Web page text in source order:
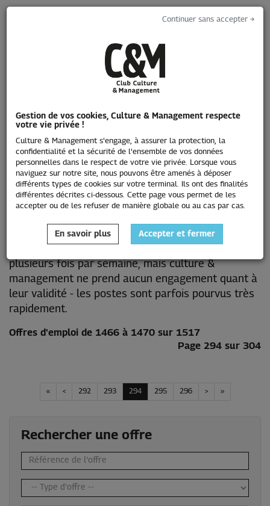
L'emploi
plusieurs fois par semaine, mais culture &
management ne prend aucun engagement quant à
leur validité - les postes sont parfois pourvus très
rapidement.
Offres d'emploi de 1466 à 1470 sur 1517
Page 294 sur 304
« < 292 293 294 295 296 > »
Rechercher une offre
Continuer sans accepter →
Gestion de vos cookies, Culture & Management respecte
votre vie privée !
Culture & Management s'engage, à assurer la protection, la
confidentialité et la sécurité de l'ensemble de vos données
personnelles dans le respect de votre vie privée. Lorsque vous
naviguez sur notre site, nous pouvons être amenés à déposer
différents types de cookies sur votre terminal. Ils ont des finalités
différentes décrites ci-dessous. Cette page vous permet de les
accepter ou de les refuser de manière globale ou au cas par cas.
En savoir plus Accepter et fermer